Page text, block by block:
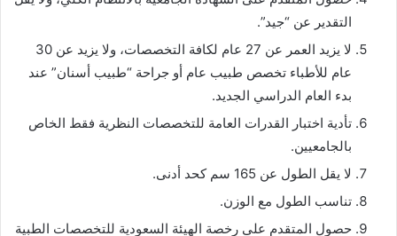
التقدير عن “جيد”.
لا يزيد العمر عن 27 عام لكافة التخصصات، ولا يزيد عن 30
عام للأطباء تخصص طبيب عام أو جراحة “طبيب أسنان” عند
بدء العام الدراسي الجديد.
تأدية اختبار القدرات العامة للتخصصات النظرية فقط الخاص
بالجامعيين.
لا يقل الطول عن 165 سم كحد أدنى.
تناسب الطول مع الوزن.
حصول المتقدم على رخصة الهيئة السعودية للتخصصات الطبية